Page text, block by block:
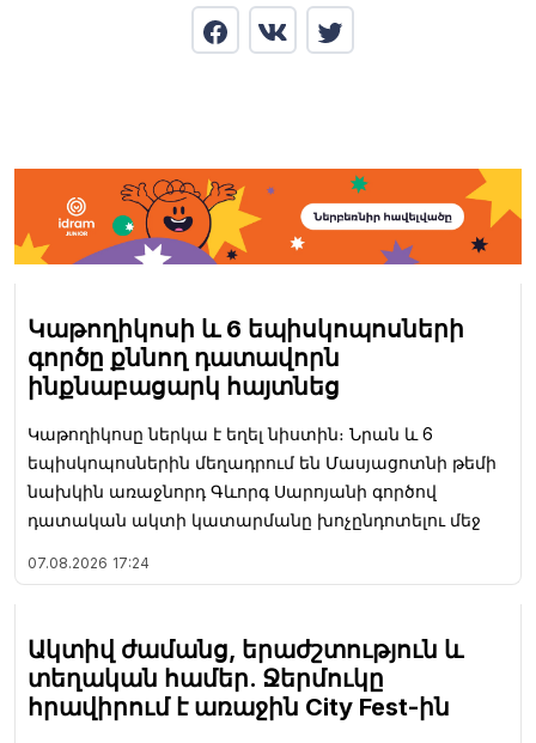
Կաթողիկոսի և 6 եպիսկոպոսների
գործը քննող դատավորն
ինքնաբացարկ հայտնեց
Կաթողիկոսը ներկա է եղել նիստին։ Նրան և 6
եպիսկոպոսներին մեղադրում են Մասյացոտնի թեմի
նախկին առաջնորդ Գևորգ Սարոյանի գործով
դատական ակտի կատարմանը խոչընդոտելու մեջ
07.08.2026 17:24
Ակտիվ ժամանց, երաժշտություն և
տեղական համեր. Ջերմուկը
հրավիրում է առաջին City Fest-ին